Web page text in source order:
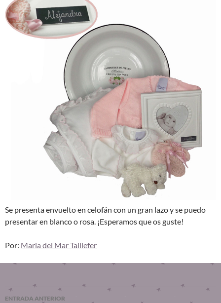
Se presenta envuelto en celofán con un gran lazo y se puedo
presentar en blanco o rosa. ¡Esperamos que os guste!
Por: Maria del Mar Taillefer
ENTRADA ANTERIOR